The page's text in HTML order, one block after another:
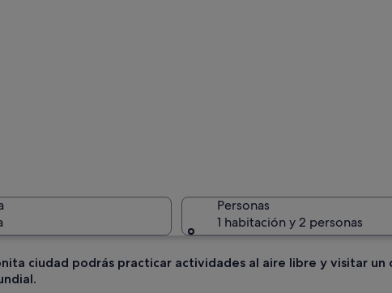
Personas
1 habitación y 2 personas
ciudad podrás practicar actividades al aire libre y visitar